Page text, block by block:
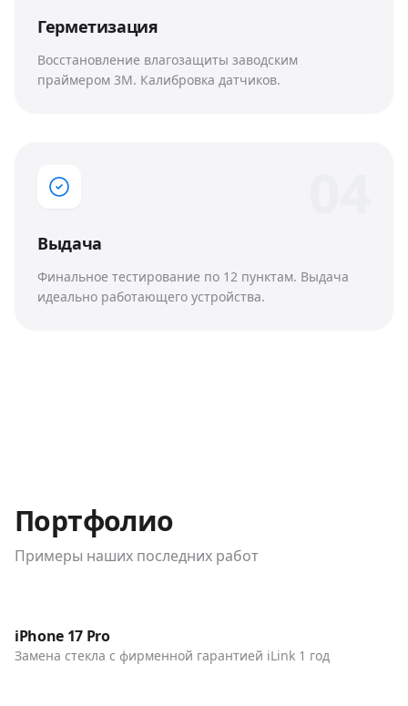
Герметизация
Восстановление влагозащиты заводским
праймером 3M. Калибровка датчиков.
Выдача
Финальное тестирование по 12 пунктам. Выдача
идеально работающего устройства.
Портфолио
Примеры наших последних работ
Телефоны
iPhone 17 Pro
Замена стекла с фирменной гарантией iLink 1 год
До / После